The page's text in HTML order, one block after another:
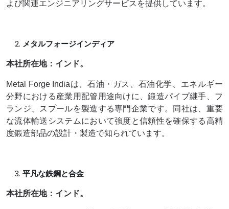
よび関連エンジニアリングサービスを提供しています。
メタルフォージインディア
本社所在地：インド。
Metal Forge Indiaは、石油・ガス、石油化学、エネルギー
分野における産業用配管用途向けに、鍛造パイプ継手、フ
ランジ、スプールを製造する専門企業です。同社は、重要
な流体輸送システムにおいて強度と信頼性を確保する高精
度鍛造部品の設計・製造で知られています。
平凡な鉄鋼と合金
本社所在地：インド。